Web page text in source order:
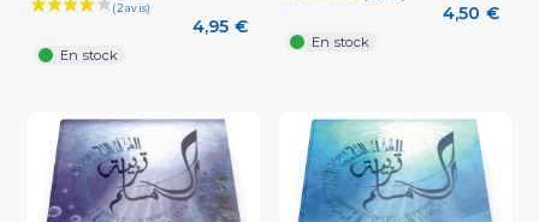
(3 avis)
4,95 €
En stock
4,50 €
En stock